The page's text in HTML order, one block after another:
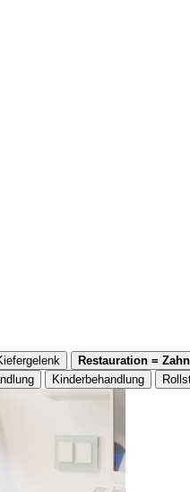
Restauration =
Kinderbehandlung